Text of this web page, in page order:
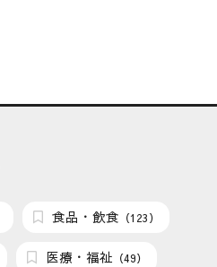
食品・飲食 （123）
医療・福祉 （49）